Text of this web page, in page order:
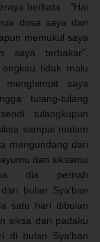
berkata : "Hai
dosa saya dan
memukul saya
saya terbakar".
tidak malu
saya
tulang-tulang
tulangkupun
sampai malam
mengundang dari
dan siksamu
dia pernah
bulan Sya'ban
satu hari dibulan
siksa dari padaku
di bulan Sya'ban